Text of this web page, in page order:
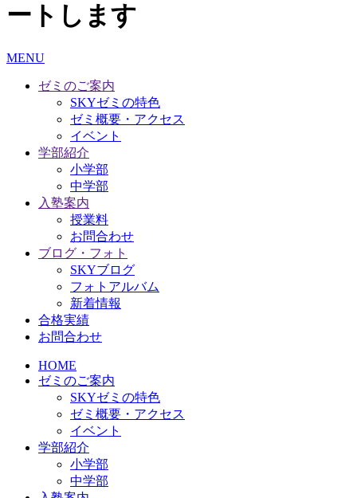
ートします
MENU
ゼミのご案内
SKYゼミの特色
ゼミ概要・アクセス
イベント
学部紹介
小学部
中学部
入塾案内
授業料
お問合わせ
ブログ・フォト
SKYブログ
フォトアルバム
新着情報
合格実績
お問合わせ
HOME
ゼミのご案内
SKYゼミの特色
ゼミ概要・アクセス
イベント
学部紹介
小学部
中学部